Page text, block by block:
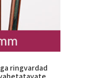
ringvardad